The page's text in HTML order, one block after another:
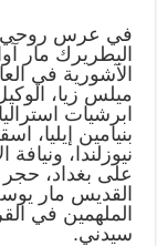
في عرس روحي
البطريرك مار
الآشورية في
ميلس زيا،
ابرشيات
بنيامين إيليا،
نيوزلندا،
على بغداد،
القديس مار
الملهمين في
سيدني.